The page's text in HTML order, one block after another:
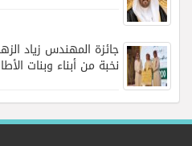
جائزة المهندس زياد
نخبة من أبناء وبنات